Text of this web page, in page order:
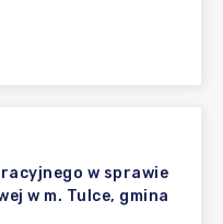
w sprawie
w m. Tulce, gmina